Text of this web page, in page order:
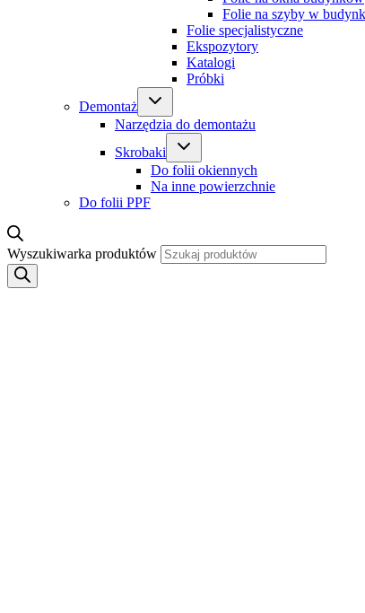
Folie na szyby w
Folie specjalistyczne
Ekspozytory
Katalogi
Próbki
Demontaż
Narzędzia do demontażu
Skrobaki
Do folii okiennych
Na inne powierzchnie
Do folii PPF
Wyszukiwarka produktów